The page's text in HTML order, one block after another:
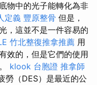
物中的光子能轉化為非
定義 豐原整骨 但是，
，這並不是一件容易的
竹北整復推拿推薦 用
效的，但是它們的使用
klook 台胞證 推拿師
勞（DES）是最近的公